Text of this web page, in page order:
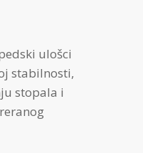
ulošci
stabilnosti,
stopala i